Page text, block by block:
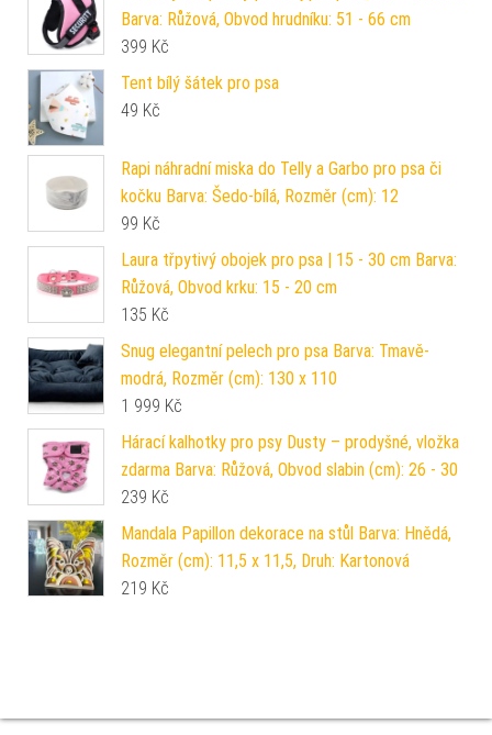
Barva: Růžová, Obvod hrudníku: 51 - 66 cm
399 Kč
Tent bílý šátek pro psa
49 Kč
Rapi náhradní miska do Telly a Garbo pro psa či
kočku Barva: Šedo-bílá, Rozměr (cm): 12
99 Kč
Laura třpytivý obojek pro psa | 15 - 30 cm Barva:
Růžová, Obvod krku: 15 - 20 cm
135 Kč
Snug elegantní pelech pro psa Barva: Tmavě-
modrá, Rozměr (cm): 130 x 110
1 999 Kč
Hárací kalhotky pro psy Dusty – prodyšné, vložka
zdarma Barva: Růžová, Obvod slabin (cm): 26 - 30
239 Kč
Mandala Papillon dekorace na stůl Barva: Hnědá,
Rozměr (cm): 11,5 x 11,5, Druh: Kartonová
219 Kč